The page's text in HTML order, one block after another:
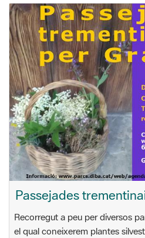
Passejades
Recorregut a peu per diversos
el qual coneixerem plantes